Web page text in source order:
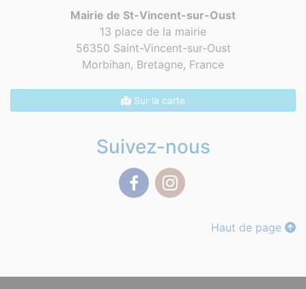
Mairie de St-Vincent-sur-Oust
13 place de la mairie
56350 Saint-Vincent-sur-Oust
Morbihan, Bretagne, France
Sur la carte
Suivez-nous
Haut de page